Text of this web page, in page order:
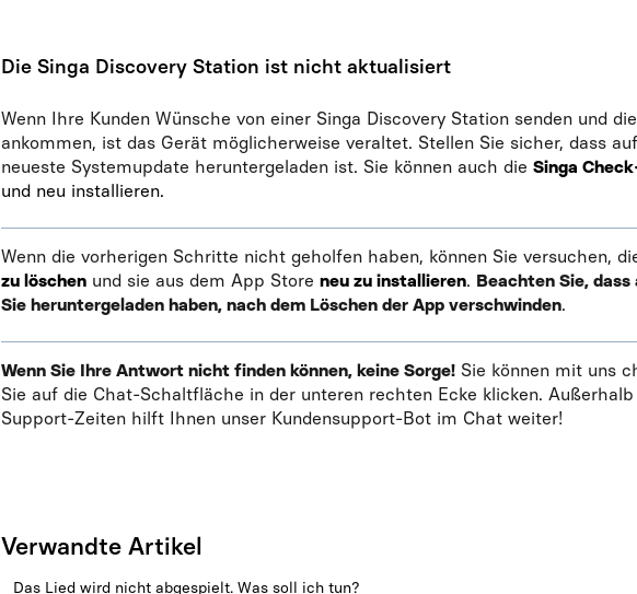
Die Singa Discovery Station ist nicht aktualisiert
Wenn Ihre Kunden Wünsche von einer Singa Discovery Station senden und
ankommen, ist das Gerät möglicherweise veraltet. Stellen Sie sicher, dass
neueste Systemupdate heruntergeladen ist. Sie können auch die Singa
und neu installieren.
Wenn die vorherigen Schritte nicht geholfen haben, können Sie versuchen,
zu löschenund sie aus dem App Store neu zu installieren. Beachten Sie, dass
Sie heruntergeladen haben, nach dem Löschen der App verschwinden.
Wenn Sie Ihre Antwort nicht finden können, keine Sorge!Sie können mit uns
Sie auf die Chat-Schaltfläche in der unteren rechten Ecke klicken. Außerhalb
Support-Zeiten hilft Ihnen unser Kundensupport-Bot im Chat weiter!
Verwandte Artikel
Das Lied wird nicht abgespielt. Was soll ich tun?